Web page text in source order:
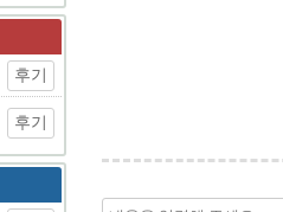
후기
후기